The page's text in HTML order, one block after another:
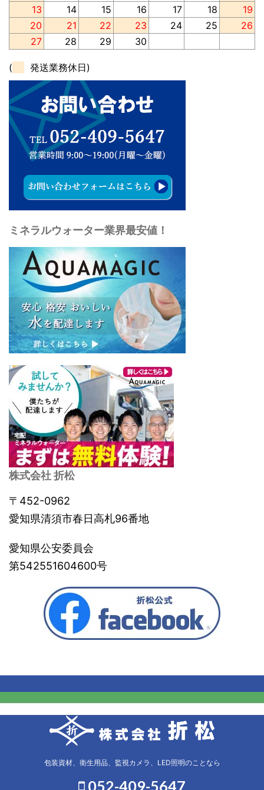
13
14 15 16 17 18
19
20
21 22 23 24 25
26
27
28 29 30
( 発送業務休日)
ミネラルウォーター業界最安値！
株式会社 折松
〒452-0962
愛知県清須市春日高札96番地
愛知県公安委員会
第542551604600号
包装資材、衛生用品、監視カメラ、LED照明のことなら
052-409-5647